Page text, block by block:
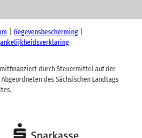
Gegevensbescherming
durch Steuermittel auf der
des Sächsischen Landtags